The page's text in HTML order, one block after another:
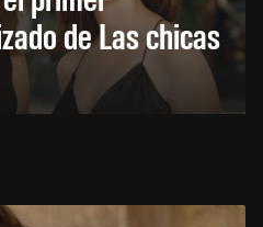
de Las chicas